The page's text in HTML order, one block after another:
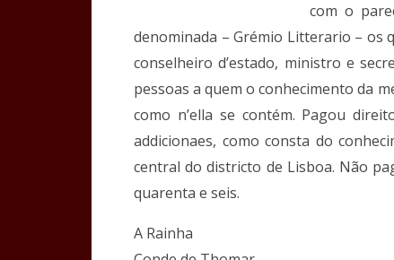
com o
denominada – Grémio Litterario – os
conselheiro d’estado, ministro e
pessoas a quem o conhecimento da
como n’ella se contém. Pagou
addicionaes, como consta do
central do districto de Lisboa. Não
quarenta e seis.
A Rainha